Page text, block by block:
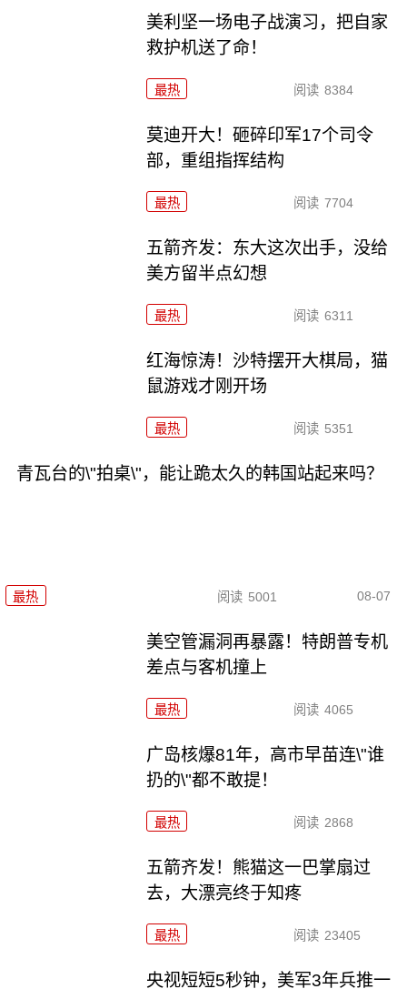
美利坚一场电子战演习，把自家
救护机送了命！
最热 阅读 8384
莫迪开大！砸碎印军17个司令
部，重组指挥结构
最热 阅读 7704
五箭齐发：东大这次出手，没给
美方留半点幻想
最热 阅读 6311
红海惊涛！沙特摆开大棋局，猫
鼠游戏才刚开场
最热 阅读 5351
青瓦台的\"拍桌\"，能让跪太久的韩国站起来吗？
最热 阅读 5001 08-07
美空管漏洞再暴露！特朗普专机
差点与客机撞上
最热 阅读 4065
广岛核爆81年，高市早苗连\"谁
扔的\"都不敢提！
最热 阅读 2868
五箭齐发！熊猫这一巴掌扇过
去，大漂亮终于知疼
最热 阅读 23405
央视短短5秒钟，美军3年兵推一